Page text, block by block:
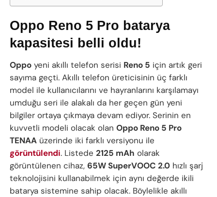
Oppo Reno 5 Pro batarya
kapasitesi belli oldu!
Oppo yeni akıllı telefon serisi Reno 5 için artık geri
sayıma geçti. Akıllı telefon üreticisinin üç farklı
model ile kullanıcılarını ve hayranlarını karşılamayı
umduğu seri ile alakalı da her geçen gün yeni
bilgiler ortaya çıkmaya devam ediyor. Serinin en
kuvvetli modeli olacak olan Oppo Reno 5 Pro
TENAA üzerinde iki farklı versiyonu ile
görüntülendi. Listede 2125 mAh olarak
görüntülenen cihaz, 65W SuperVOOC 2.0 hızlı şarj
teknolojisini kullanabilmek için aynı değerde ikili
batarya sistemine sahip olacak. Böylelikle akıllı